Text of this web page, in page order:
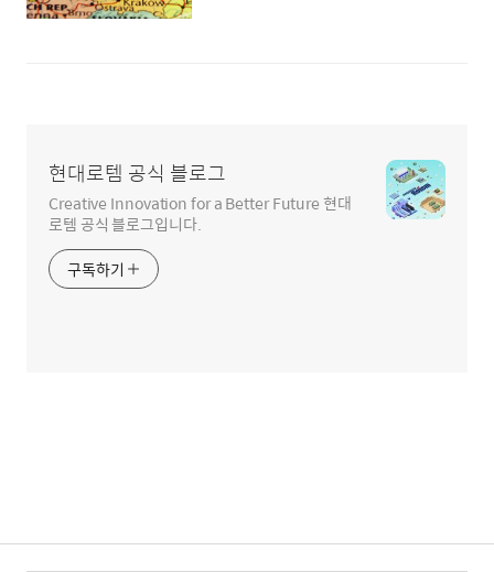
현대로템 공식 블로그
Creative Innovation for a Better Future 현대
로템 공식 블로그입니다.
구독하기